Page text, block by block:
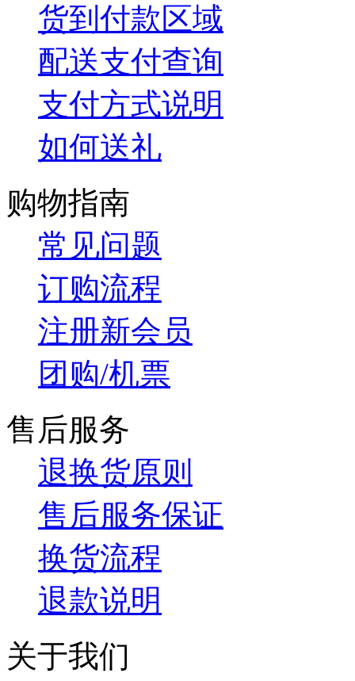
货到付款区域
配送支付查询
支付方式说明
如何送礼
购物指南
常见问题
订购流程
注册新会员
团购/机票
售后服务
退换货原则
售后服务保证
换货流程
退款说明
关于我们